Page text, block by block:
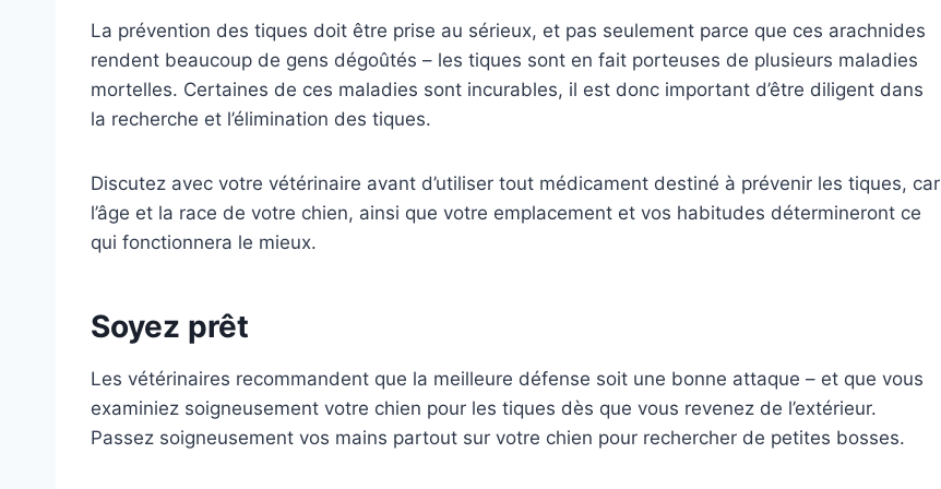
La prévention des tiques doit être prise au sérieux, et pas seulement parce que ces arachnides
rendent beaucoup de gens dégoûtés – les tiques sont en fait porteuses de plusieurs maladies
mortelles. Certaines de ces maladies sont incurables, il est donc important d’être diligent dans
la recherche et l’élimination des tiques.
Discutez avec votre vétérinaire avant d’utiliser tout médicament destiné à prévenir les tiques, car
l’âge et la race de votre chien, ainsi que votre emplacement et vos habitudes détermineront ce
qui fonctionnera le mieux.
Soyez prêt
Les vétérinaires recommandent que la meilleure défense soit une bonne attaque – et que vous
examiniez soigneusement votre chien pour les tiques dès que vous revenez de l’extérieur.
Passez soigneusement vos mains partout sur votre chien pour rechercher de petites bosses.